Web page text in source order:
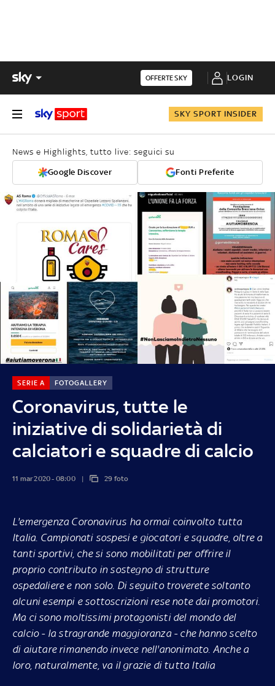
OFFERTE SKY LOGIN
SKY SPORT INSIDER
News e Highlights, tutto live: seguici su
Google Discover Fonti Preferite
Coronavirus, tutte le
iniziative di solidarietà di
calciatori e squadre di calcio
SERIE A FOTOGALLERY
11 mar 2020 - 08:00 29 foto
L'emergenza Coronavirus ha ormai coinvolto tutta
Italia. Campionati sospesi e giocatori e squadre, oltre a
tanti sportivi, che si sono mobilitati per offrire il
proprio contributo in sostegno di strutture
ospedaliere e non solo. Di seguito troverete soltanto
alcuni esempi e sottoscrizioni rese note dai promotori.
Ma ci sono moltissimi protagonisti del mondo del
calcio - la stragrande maggioranza - che hanno scelto
di aiutare rimanendo invece nell'anonimato. Anche a
loro, naturalmente, va il grazie di tutta Italia